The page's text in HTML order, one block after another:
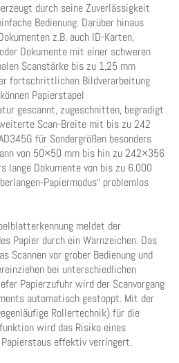
durch seine Zuverlässigkeit
Bedienung. Darüber hinaus
z.B. auch ID-Karten,
Dokumente mit einer schweren
Scanstärke bis zu 1,25 mm
fortschrittlichen Bildverarbeitung
Papierstapel
gescannt, zugeschnitten, begradigt
Scan-Breite mit bis zu 242
für Sondergrößen besonders
von 50×50 mm bis hin zu 242×356
lange Dokumente von bis zu 6.000
Papiermodus“ problemlos
meldet der
Papier durch ein Warnzeichen. Das
Scannen vor grober Bedienung und
bei unterschiedlichen
Papierzufuhr wird der Scanvorgang
automatisch gestoppt. Mit der
Rollertechnik) für die
wird das Risiko eines
effektiv verringert.